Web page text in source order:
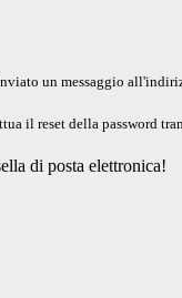
un messaggio
il reset della password
di posta elettronica!